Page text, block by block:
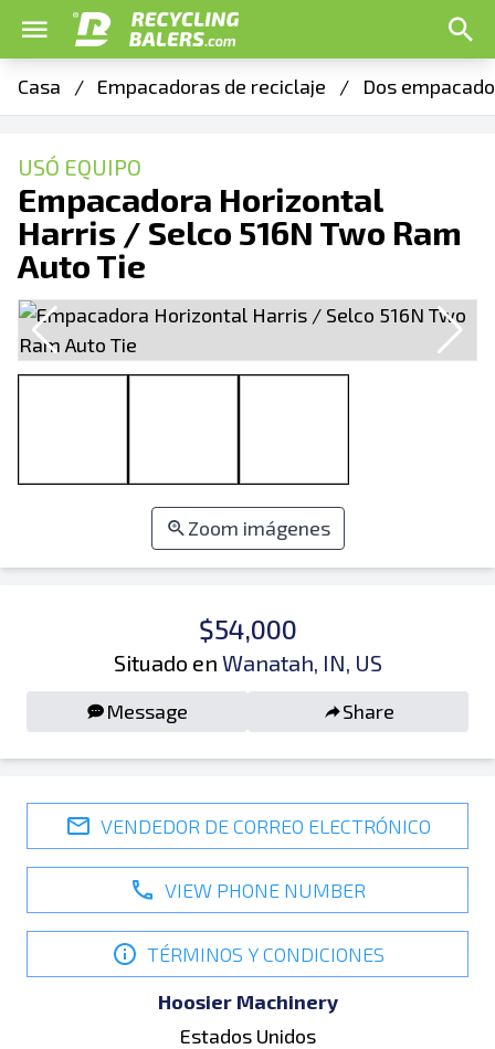
Casa / Empacadoras de reciclaje / Dos
USÓ EQUIPO
Empacadora Horizontal
Harris / Selco 516N Two Ram
Auto Tie
Zoom imágenes
$54,000
Situado en Wanatah, IN, US
Message Share
VENDEDOR DE CORREO ELECTRÓNICO
VIEW PHONE NUMBER
TÉRMINOS Y CONDICIONES
Hoosier Machinery
Estados Unidos